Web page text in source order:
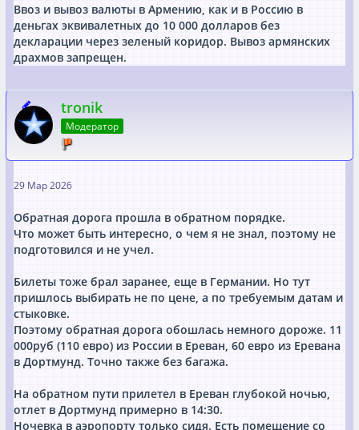
Ввоз и вывоз валюты в Армению, как и в Россию в
деньгах эквивалетных до 10 000 долларов без
декларации через зеленый коридор. Вывоз армянских
драхмов запрещен.
tronik
Модератор
29 Мар 2026
Обратная дорога прошла в обратном порядке.
Что может быть интересно, о чем я не знал, поэтому не
подготовился и не учел.
Билеты тоже брал заранее, еще в Германии. Но тут
пришлось выбирать не по цене, а по требуемым датам и
стыковке.
Поэтому обратная дорога обошлась немного дороже. 11
000руб (110 евро) из России в Ереван, 60 евро из Еревана
в Дортмунд. Точно также без багажа.
На обратном пути прилетел в Ереван глубокой ночью,
отлет в Дортмунд примерно в 14:30.
Ночевка в аэропорту только сидя. Есть помещение со